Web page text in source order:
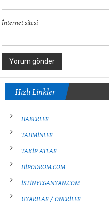
İnternet sitesi
Hızlı Linkler
HABERLER
TAHMİNLER
TAKİP ATLAR
HİPODROM.COM
İSTİNYEGANYAN.COM
UYARILAR / ÖNERİLER